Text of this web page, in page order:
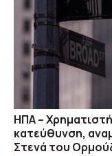
ΗΠΑ –
κατεύθυνση,
Στενά του